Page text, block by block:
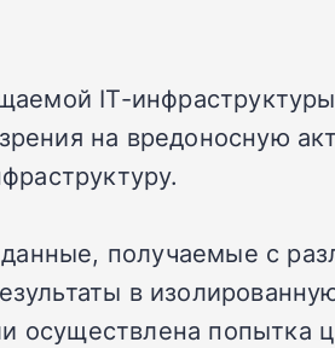
IT-
на вредоносную
получаемые с
в
осуществлена попытка